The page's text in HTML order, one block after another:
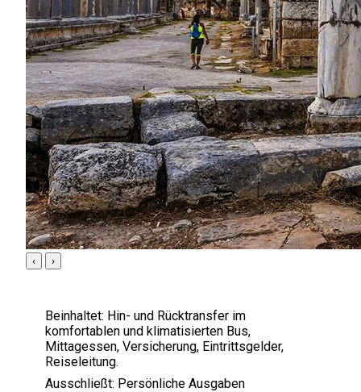
‹ ›
Beinhaltet: Hin- und Rücktransfer im
komfortablen und klimatisierten Bus,
Mittagessen, Versicherung, Eintrittsgelder,
Reiseleitung.
Ausschließt: Persönliche Ausgaben